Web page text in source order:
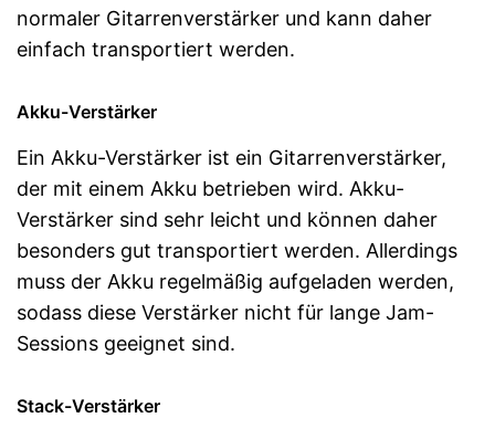
normaler Gitarrenverstärker und kann daher
einfach transportiert werden.
Akku-Verstärker
Ein Akku-Verstärker ist ein Gitarrenverstärker,
der mit einem Akku betrieben wird. Akku-
Verstärker sind sehr leicht und können daher
besonders gut transportiert werden. Allerdings
muss der Akku regelmäßig aufgeladen werden,
sodass diese Verstärker nicht für lange Jam-
Sessions geeignet sind.
Stack-Verstärker